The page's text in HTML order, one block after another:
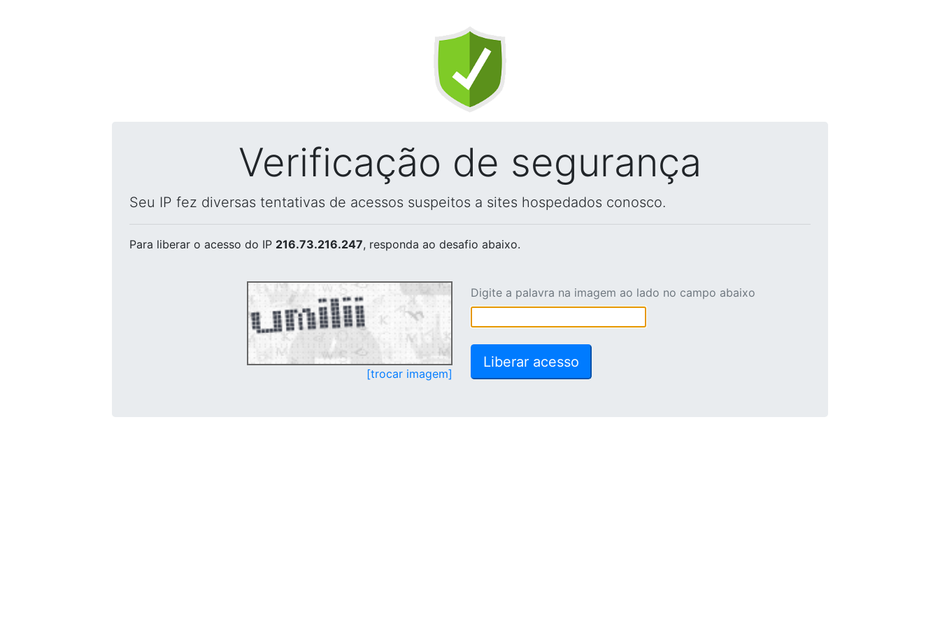
Verificação de segurança
Seu IP fez diversas tentativas de acessos suspeitos a sites hospedados conosco.
Para liberar o acesso do IP 216.73.216.247, responda ao desafio abaixo.
[trocar imagem]
Digite a palavra na imagem ao lado no campo abaixo